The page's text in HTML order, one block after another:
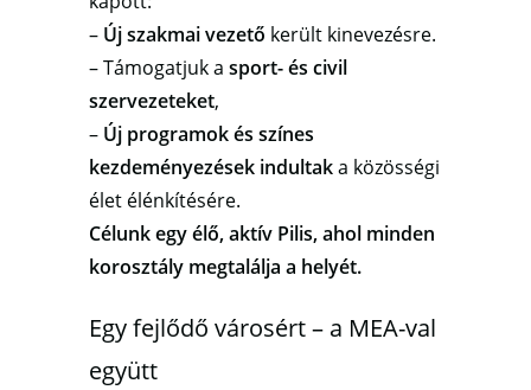
– Új szakmai vezető került kinevezésre.
– Támogatjuk a sport- és civil
szervezeteket,
– Új programok és színes
kezdeményezések indultaka közösségi
élet élénkítésére.
Célunk egy élő, aktív Pilis, ahol minden
korosztály megtalálja a helyét.
Egy fejlődő városért – a MEA-val
együtt